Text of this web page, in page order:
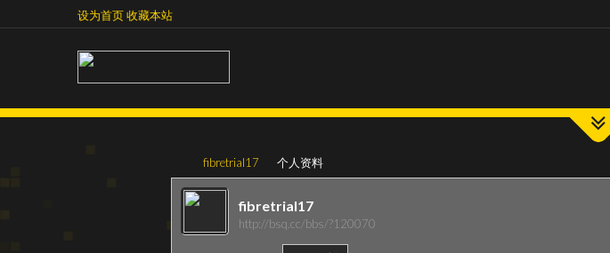
设为首页收藏本站
›
fibretrial17 个人资料
fibretrial17
http://bsq.cc/bbs/?120070